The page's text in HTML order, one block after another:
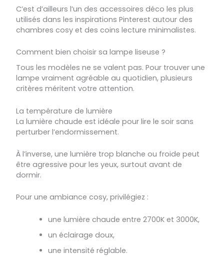
C’est d’ailleurs l’un des accessoires déco les plus
utilisés dans les inspirations Pinterest autour des
chambres cosy et des coins lecture minimalistes.
Comment bien choisir sa lampe liseuse ?
Tous les modèles ne se valent pas. Pour trouver une
lampe vraiment agréable au quotidien, plusieurs
critères méritent votre attention.
La température de lumière
La lumière chaude est idéale pour lire le soir sans
perturber l’endormissement.
À l’inverse, une lumière trop blanche ou froide peut
être agressive pour les yeux, surtout avant de
dormir.
Pour une ambiance cosy, privilégiez :
une lumière chaude entre 2700K et 3000K,
un éclairage doux,
une intensité réglable.